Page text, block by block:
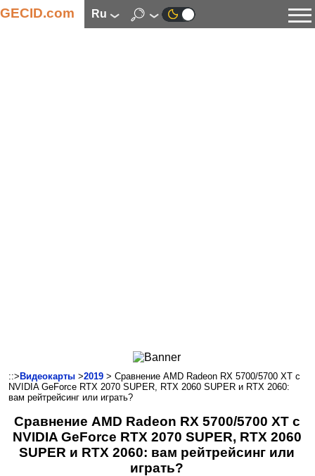
GECID.com ru
Смартфоны
Коммуникации
Периферия
Программное обеспечение
Игры
::> Видеокарты >2019 > Сравнение AMD Radeon RX 5700/5700 XT с
NVIDIA GeForce RTX 2070 SUPER, RTX 2060 SUPER и RTX 2060:
вам рейтрейсинг или играть?
Сравнение AMD Radeon RX 5700/5700 XT с
NVIDIA GeForce RTX 2070 SUPER, RTX 2060
SUPER и RTX 2060: вам рейтрейсинг или
играть?